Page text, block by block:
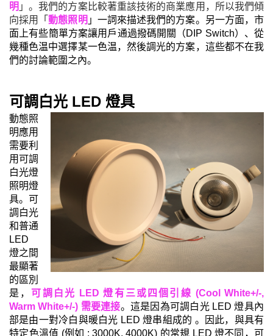
明 」。我們的方案比較著重該技術的商業應用，所以我們傾
向採用「動態照明 」一詞來描述我們的方案。另一方面，市
面上有些簡單方案讓用戶通過撥碼開關（DIP Switch）、從
幾種色温中選擇某一色温，然後調光的方案，這些都不在我
們的討論範圍之內。
可調白光 LED 燈具
動態照
明應用
需要利
用可調
白光燈
照明燈
具。 可
調白光
和普通
LED
燈之間
最顯著
的區別
是， 可調白光 LED 燈有三或四個引線 (Cool White+/-,
Warm White+/-) 需要連接。這是因為可調白光 LED 燈具內
部是由一對冷白與暖白光 LED 燈串組成的 。因此，與具有
特定色溫值 (例如 : 3000K, 4000K) 的常規 LED 燈不同，可